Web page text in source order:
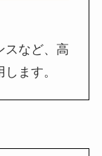
スなど、高
ます。